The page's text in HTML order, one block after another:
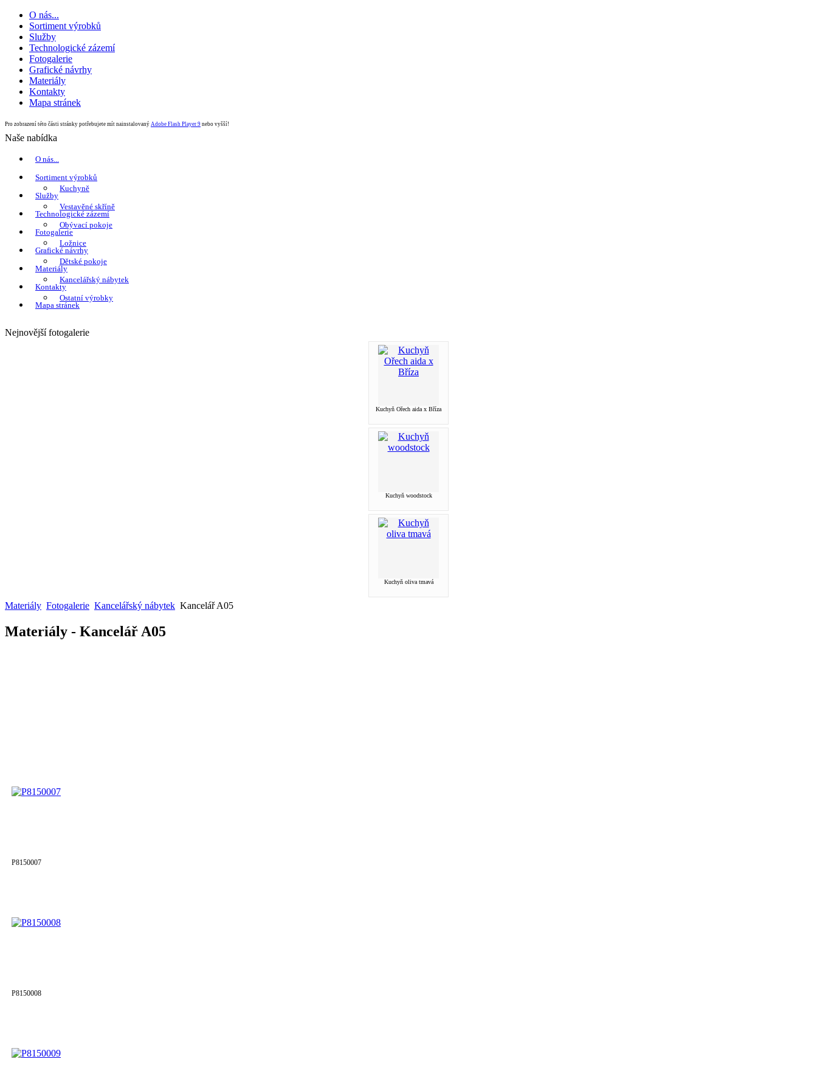
O nás...
Sortiment výrobků
Služby
Technologické zázemí
Fotogalerie
Grafické návrhy
Materiály
Kontakty
Mapa stránek
Pro zobrazení této části stránky potřebujete mít nainstalovaný Adobe Flash Player 9 nebo vyšší!
Naše nabídka
O nás...
Sortiment výrobků
Kuchyně
Vestavěné skříně
Obývací pokoje
Ložnice
Dětské pokoje
Kancelářský nábytek
Ostatní výrobky
Služby
Technologické zázemí
Fotogalerie
Grafické návrhy
Materiály
Kontakty
Mapa stránek
Nejnovější fotogalerie
Kuchyň Ořech aida x Bříza
Kuchyň woodstock
Kuchyň oliva tmavá
Materiály Fotogalerie Kancelářský nábytek Kancelář A05
Materiály - Kancelář A05
P8150007
P8150008